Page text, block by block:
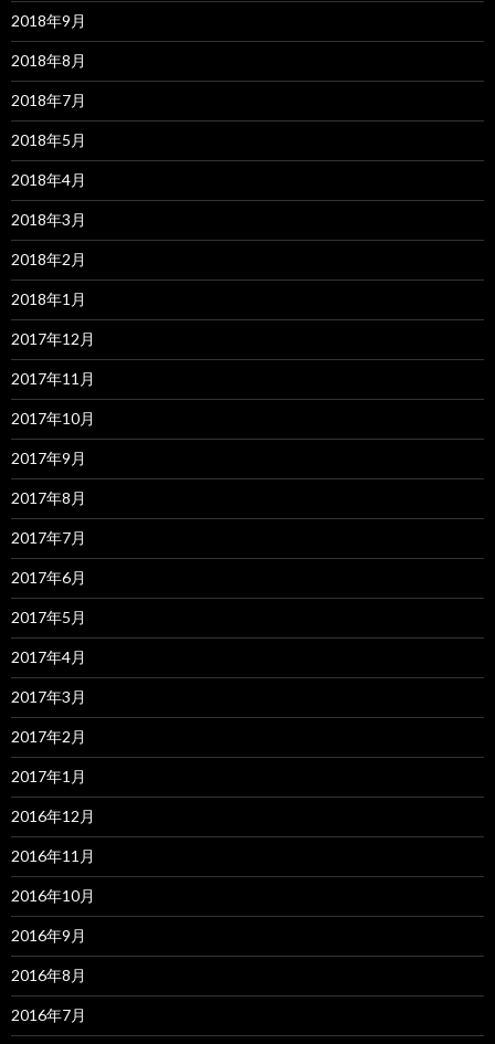
2018年9月
2018年8月
2018年7月
2018年5月
2018年4月
2018年3月
2018年2月
2018年1月
2017年12月
2017年11月
2017年10月
2017年9月
2017年8月
2017年7月
2017年6月
2017年5月
2017年4月
2017年3月
2017年2月
2017年1月
2016年12月
2016年11月
2016年10月
2016年9月
2016年8月
2016年7月